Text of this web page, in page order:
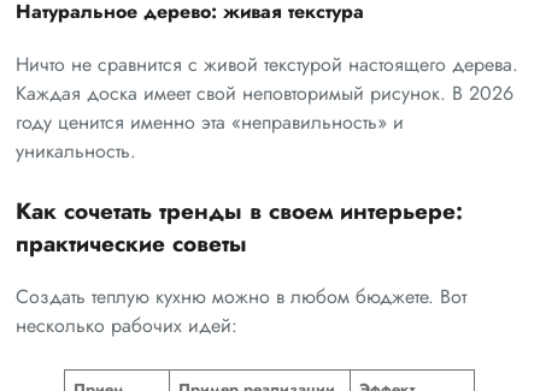
Натуральное дерево: живая текстура
Ничто не сравнится с живой текстурой настоящего дерева.
Каждая доска имеет свой неповторимый рисунок. В 2026
году ценится именно эта «неправильность» и
уникальность.
Как сочетать тренды в своем интерьере:
практические советы
Создать теплую кухню можно в любом бюджете. Вот
несколько рабочих идей: